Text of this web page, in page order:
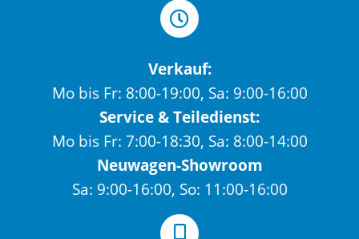
Verkauf:
Mo bis Fr: 8:00-19:00, Sa: 9:00-16:00
Service & Teiledienst:
Mo bis Fr: 7:00-18:30, Sa: 8:00-14:00
Neuwagen-Showroom
Sa: 9:00-16:00, So: 11:00-16:00